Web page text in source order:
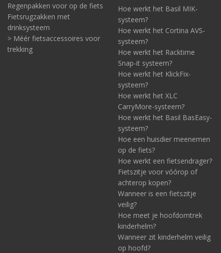
Regenpakken voor op de fiets
Fietsrugzakken met
drinksysteem
> Méér fietsaccessoires voor
trekking
Hoe werkt het Basil MIK-
systeem?
Hoe werkt het Cortina AVS-
systeem?
Hoe werkt het Racktime
Snap-it systeem?
Hoe werkt het KlickFix-
systeem?
Hoe werkt het XLC
CarryMore-systeem?
Hoe werkt het Basil BasEasy-
systeem?
Hoe een huisdier meenemen
op de fiets?
Hoe werkt een fietsendrager?
Fietszitje voor vóórop of
achterop kopen?
Wanneer is een fietszitje
veilig?
Hoe meet je hoofdomtrek
kinderhelm?
Wanneer zit kinderhelm veilig
op hoofd?